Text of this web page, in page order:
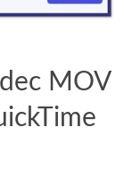
MOV